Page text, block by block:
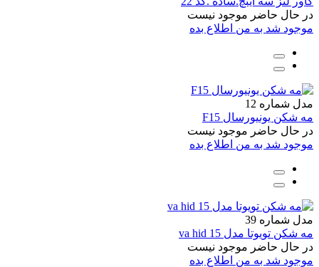
در حال حاضر موجود نیست
موجود شد به من اطلاع بده
مدل شماره 12
مه شکن یونیورسال F15
در حال حاضر موجود نیست
موجود شد به من اطلاع بده
مدل شماره 39
مه شکن تویوتا مدل 15 va hid
در حال حاضر موجود نیست
موجود شد به من اطلاع بده